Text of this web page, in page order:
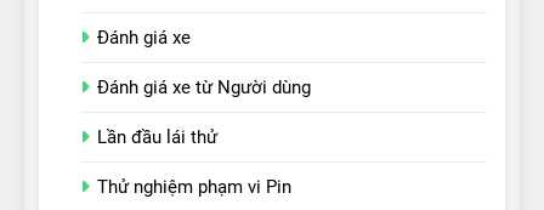
Đánh giá xe
Đánh giá xe từ Người dùng
Lần đầu lái thử
Thử nghiệm phạm vi Pin